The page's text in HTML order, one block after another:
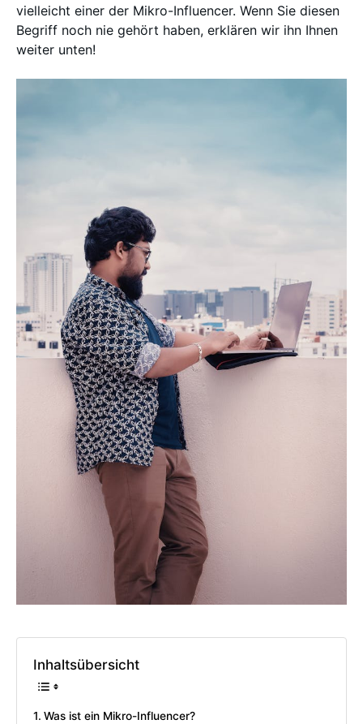
vielleicht einer der Mikro-Influencer. Wenn Sie diesen
Begriff noch nie gehört haben, erklären wir ihn Ihnen
weiter unten!
Inhaltsübersicht
Was ist ein Mikro-Influencer?